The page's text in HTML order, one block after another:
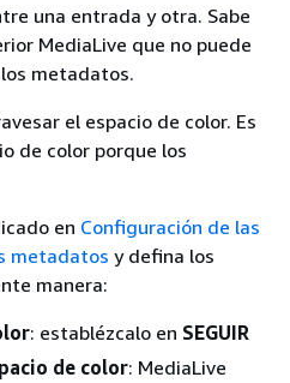
una entrada y otra. Sabe
MediaLive que no puede
metadatos.
el espacio de color. Es
de color porque los
en Configuración de las
metadatos y defina los
manera:
: establézcalo en SEGUIR
de color: MediaLive